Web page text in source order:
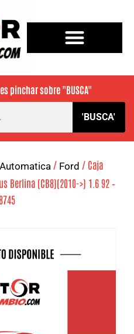
pinchar sobre "BUSCA"
'BUSCA'
/ Ford / Caja
Berlina (CB8)(2010->) 1.6 92 –